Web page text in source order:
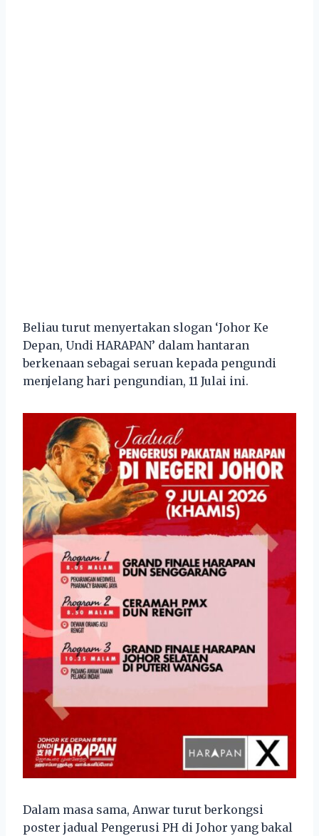
Beliau turut menyertakan slogan ‘Johor Ke
Depan, Undi HARAPAN’ dalam hantaran
berkenaan sebagai seruan kepada pengundi
menjelang hari pengundian, 11 Julai ini.
Dalam masa sama, Anwar turut berkongsi
poster jadual Pengerusi PH di Johor yang bakal